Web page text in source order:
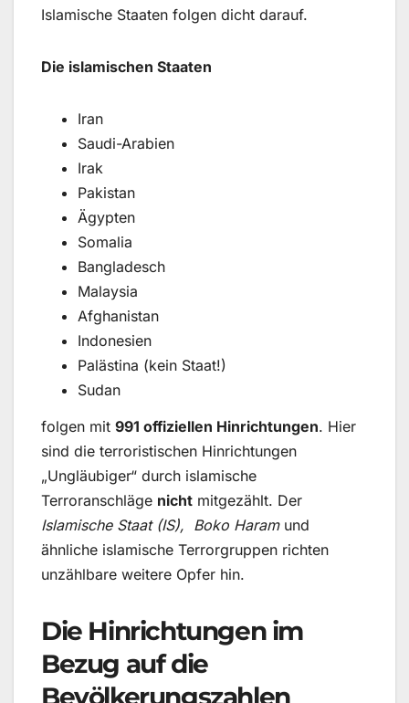
Islamische Staaten folgen dicht darauf.
Die islamischen Staaten
Iran
Saudi-Arabien
Irak
Pakistan
Ägypten
Somalia
Bangladesch
Malaysia
Afghanistan
Indonesien
Palästina (kein Staat!)
Sudan
folgen mit 991 offiziellen Hinrichtungen. Hier
sind die terroristischen Hinrichtungen
„Ungläubiger“ durch islamische
Terroranschläge nicht mitgezählt. Der
Islamische Staat (IS), Boko Haramund
ähnliche islamische Terrorgruppen richten
unzählbare weitere Opfer hin.
Die Hinrichtungen im
Bezug auf die
Bevölkerungszahlen